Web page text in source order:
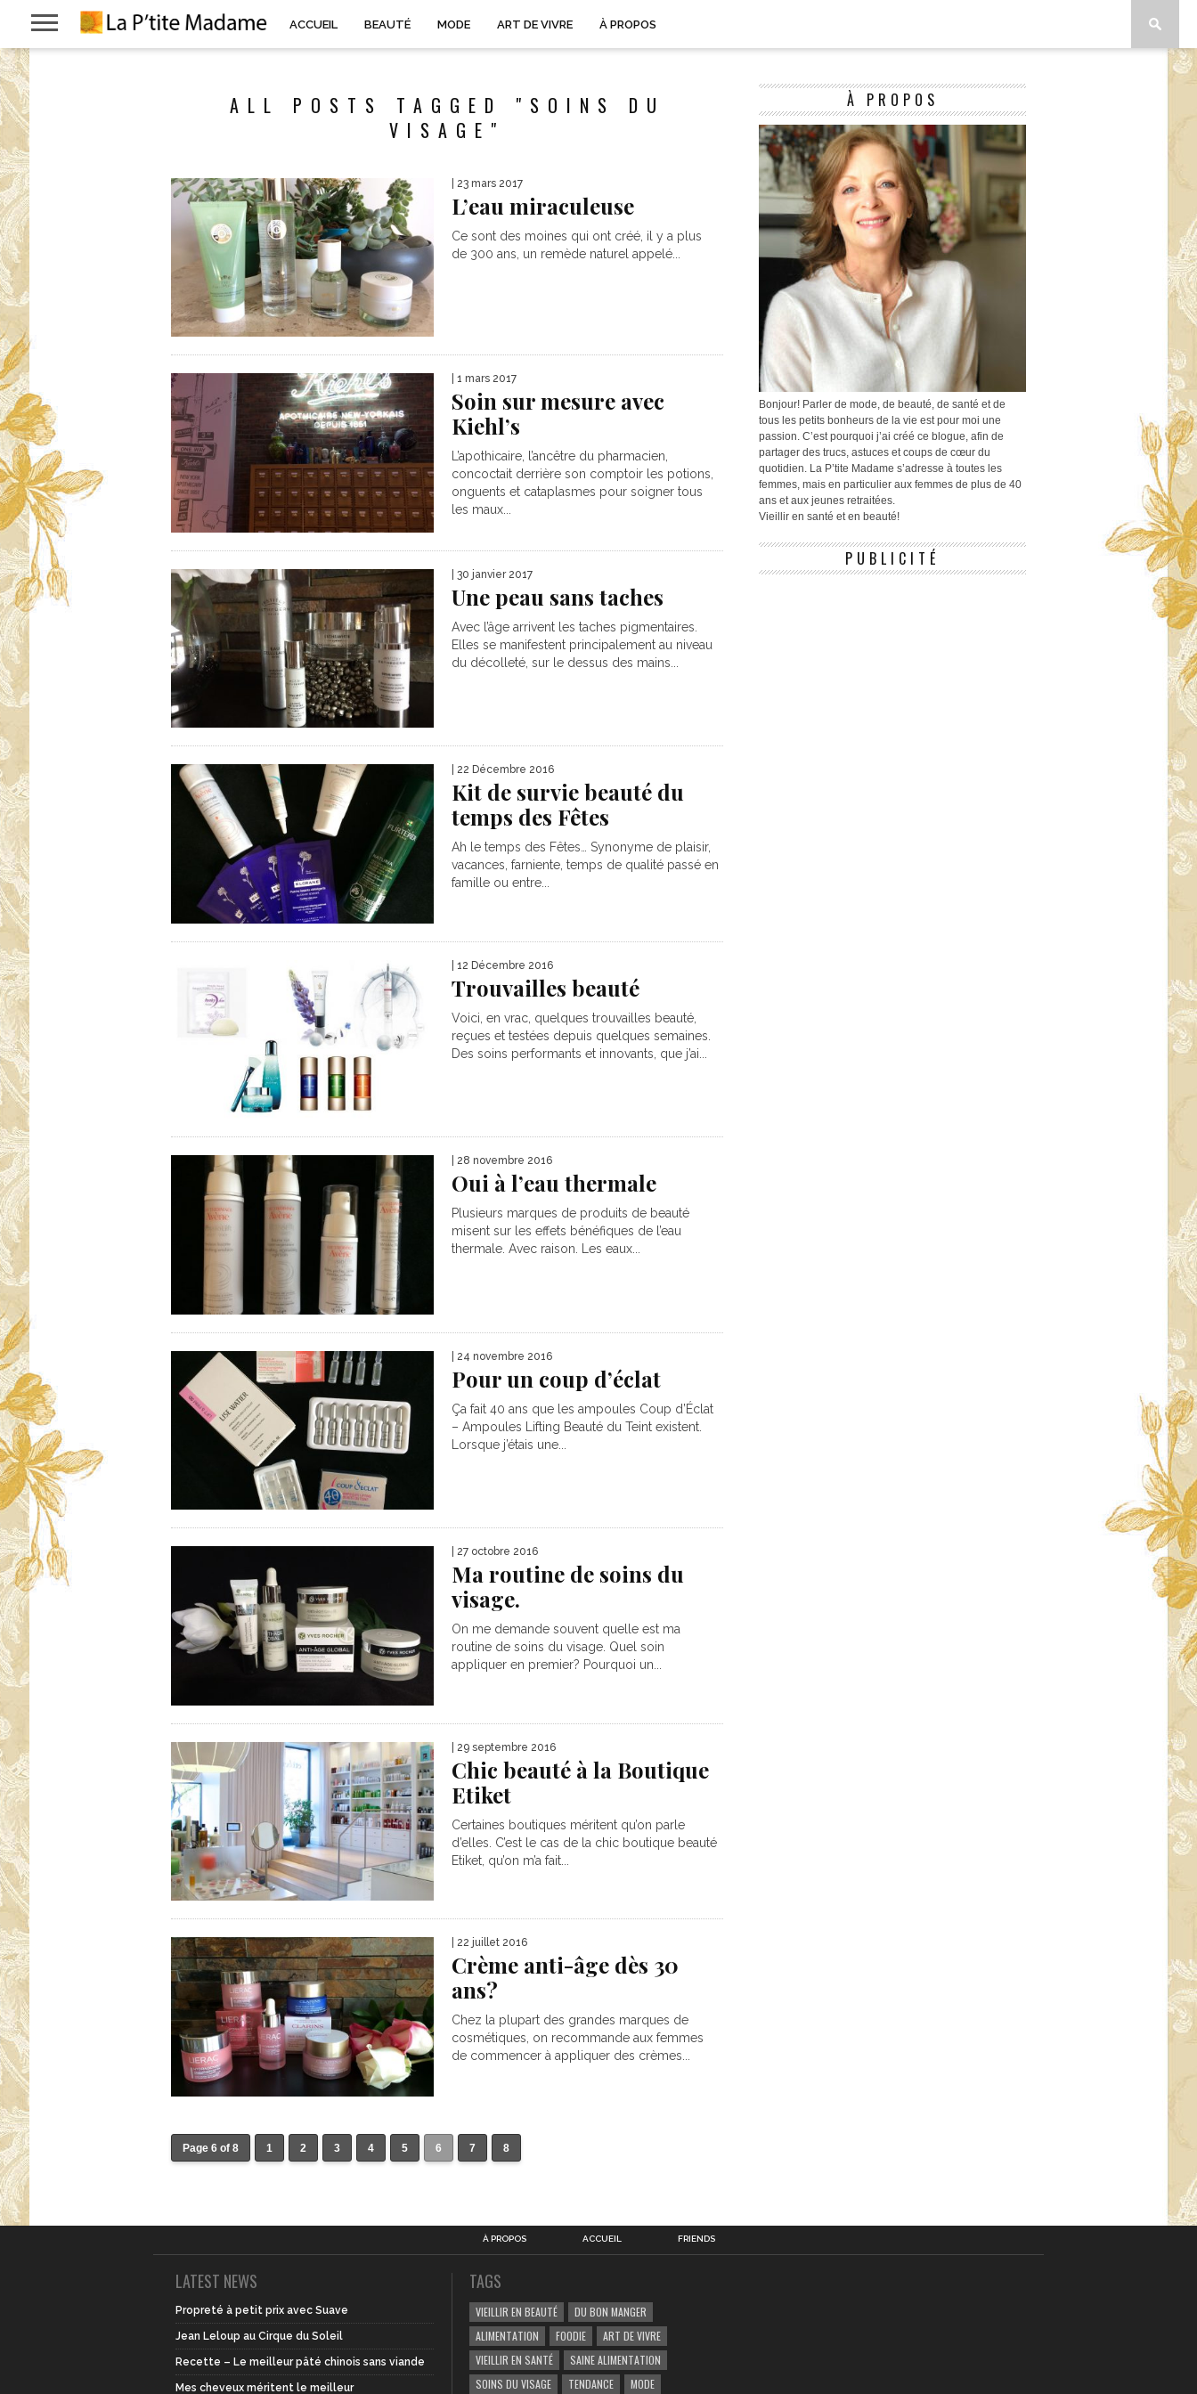
ACCUEIL BEAUTÉ MODE ART DE VIVRE À PROPOS
ALL POSTS TAGGED "SOINS DU
VISAGE"
| 23 mars 2017
L’eau miraculeuse
Ce sont des moines qui ont créé, il y a plus
de 300 ans, un remède naturel appelé...
| 1 mars 2017
Soin sur mesure avec
Kiehl’s
L’apothicaire, l’ancêtre du pharmacien,
concoctait derrière son comptoir les potions,
onguents et cataplasmes pour soigner tous
les maux...
| 30 janvier 2017
Une peau sans taches
Avec l’âge arrivent les taches pigmentaires.
Elles se manifestent principalement au niveau
du décolleté, sur le dessus des mains...
| 22 Décembre 2016
Kit de survie beauté du
temps des Fêtes
Ah le temps des Fêtes… Synonyme de plaisir,
vacances, farniente, temps de qualité passé en
famille ou entre...
| 12 Décembre 2016
Trouvailles beauté
Voici, en vrac, quelques trouvailles beauté,
reçues et testées depuis quelques semaines.
Des soins performants et innovants, que j’ai...
| 28 novembre 2016
Oui à l’eau thermale
Plusieurs marques de produits de beauté
misent sur les effets bénéfiques de l’eau
thermale. Avec raison. Les eaux...
| 24 novembre 2016
Pour un coup d’éclat
Ça fait 40 ans que les ampoules Coup d’Éclat
– Ampoules Lifting Beauté du Teint existent.
Lorsque j’étais une...
| 27 octobre 2016
Ma routine de soins du
visage.
On me demande souvent quelle est ma
routine de soins du visage. Quel soin
appliquer en premier? Pourquoi un...
| 29 septembre 2016
Chic beauté à la Boutique
Etiket
Certaines boutiques méritent qu’on parle
d’elles. C’est le cas de la chic boutique beauté
Etiket, qu’on m’a fait...
| 22 juillet 2016
Crème anti-âge dès 30
ans?
Chez la plupart des grandes marques de
cosmétiques, on recommande aux femmes
de commencer à appliquer des crèmes...
Page 6 of 8 1 2 3 4 5 6 7 8
À PROPOS
Bonjour! Parler de mode, de beauté, de santé et de
tous les petits bonheurs de la vie est pour moi une
passion. C’est pourquoi j’ai créé ce blogue, afin de
partager des trucs, astuces et coups de cœur du
quotidien. La P’tite Madame s’adresse à toutes les
femmes, mais en particulier aux femmes de plus de 40
ans et aux jeunes retraitées.
Vieillir en santé et en beauté!
PUBLICITÉ
À PROPOS ACCUEIL FRIENDS
LATEST NEWS
Propreté à petit prix avec Suave
Jean Leloup au Cirque du Soleil
Recette – Le meilleur pâté chinois sans viande
Mes cheveux méritent le meilleur
TAGS
VIEILLIR EN BEAUTÉ
DU BON MANGER
ALIMENTATION
FOODIE
ART DE VIVRE
VIEILLIR EN SANTÉ
SAINE ALIMENTATION
SOINS DU VISAGE
TENDANCE MODE